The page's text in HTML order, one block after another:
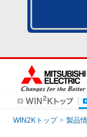
WIN2Kトップ 製品